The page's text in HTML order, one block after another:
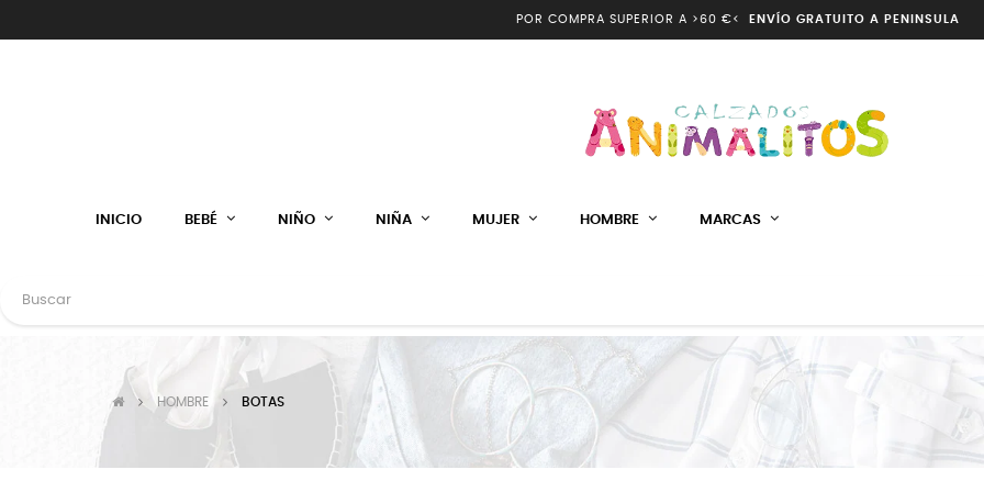
POR COMPRA SUPERIOR A >60 €< ENVÍO GRATUITO A PENINSULA
INICIO BEBÉ NIÑO NIÑA MUJER HOMBRE MARCAS
HOMBRE BOTAS